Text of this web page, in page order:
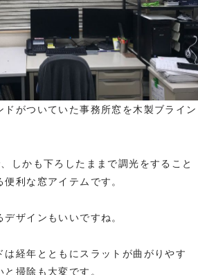
ドがついていた事務所窓を木製ブライン
しかも下ろしたままで調光をすること
利な窓アイテムです。
ザインもいいですね。
は経年とともにスラットが曲がりやす
掃除も大変です。